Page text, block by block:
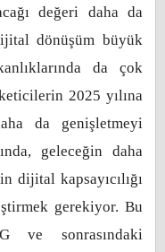
değeri daha da
dönüşüm büyük
da çok
2025 yılına
da genişletmeyi
geleceğin daha
dijital kapsayıcılığı
gerekiyor. Bu
ve sonrasındaki